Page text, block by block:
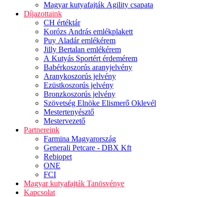
Magyar kutyafajták Agility csapata
Díjazottaink
CH értéktár
Korózs András emlékplakett
Puy Aladár emlékérem
Jilly Bertalan emlékérem
A Kutyás Sportért érdemérem
Babérkoszorús aranyjelvény
Aranykoszorús jelvény
Ezüstkoszorús jelvény
Bronzkoszorús jelvény
Szövetség Elnöke Elismerő Oklevél
Mestertenyésztő
Mestervezető
Partnereink
Farmina Magyarország
Generali Petcare - DBX Kft
Rebiopet
ONE
FCI
Magyar kutyafajták Tanösvénye
Kapcsolat